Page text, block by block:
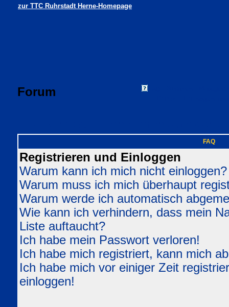
zur TTC Ruhrstadt Herne-Homepage
Forum
FAQ
Registrieren und Einloggen
Warum kann ich mich nicht einloggen?
Warum muss ich mich überhaupt
Warum werde ich automatisch
Wie kann ich verhindern, dass mein
Liste auftaucht?
Ich habe mein Passwort verloren!
Ich habe mich registriert, kann mich
Ich habe mich vor einiger Zeit
einloggen!